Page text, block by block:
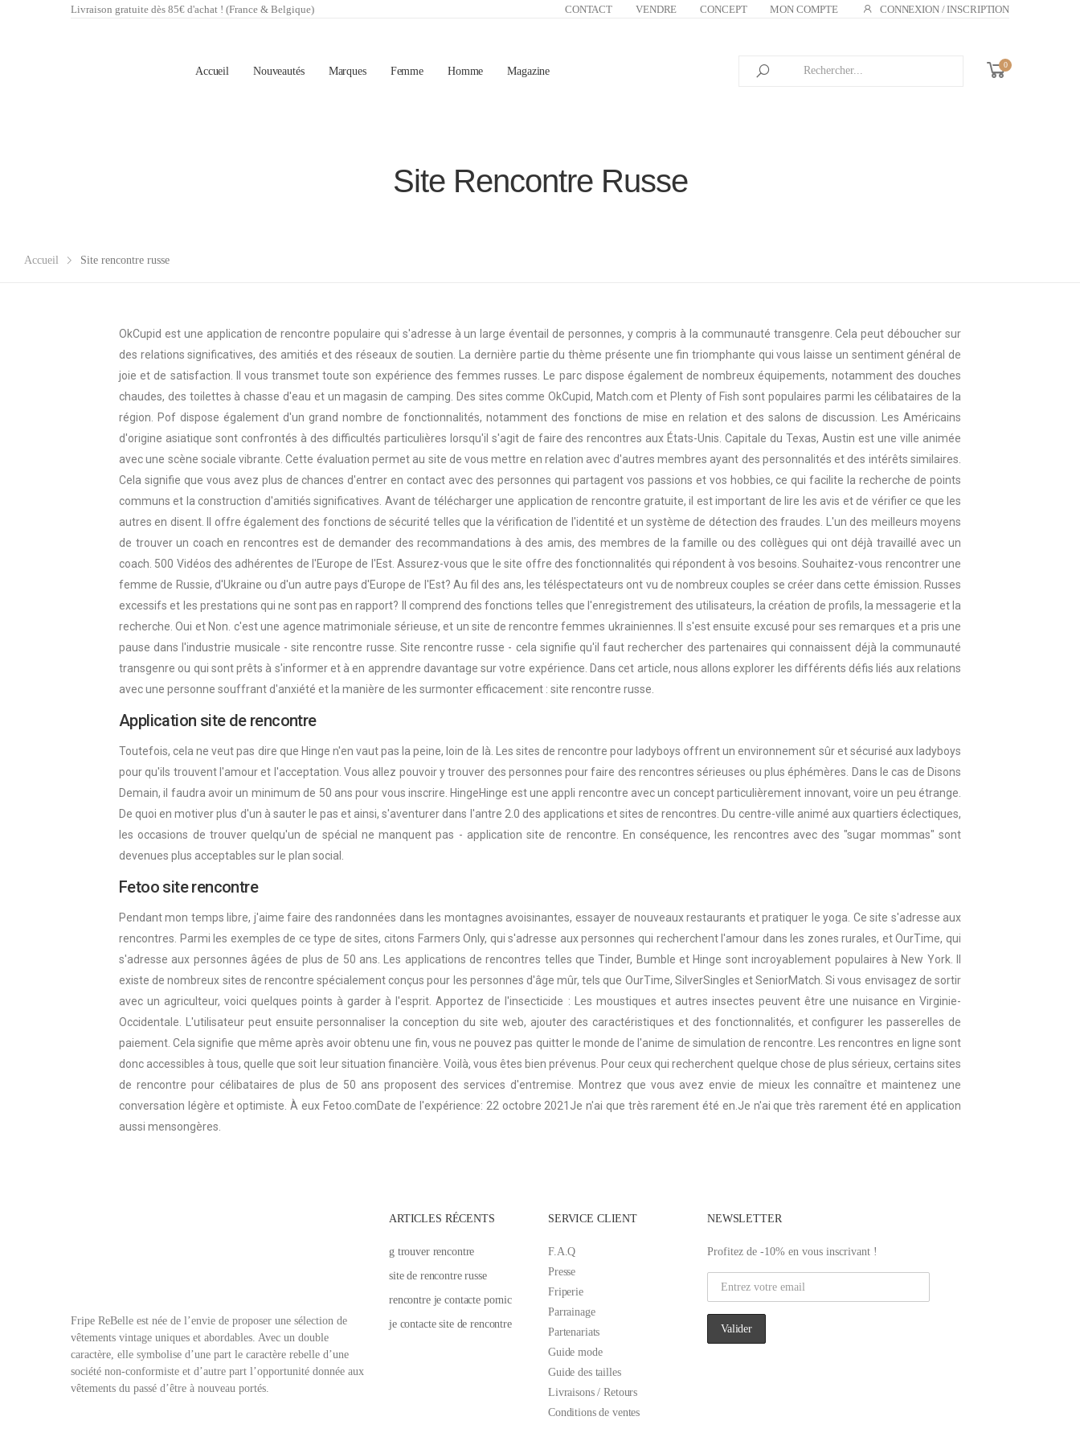
Livraison gratuite dès 85€ d'achat ! (France & Belgique) CONTACT VENDRE CONCEPT MON COMPTE CONNEXION / INSCRIPTION
Accueil Nouveautés Marques Femme Homme Magazine 0
Site Rencontre Russe
Accueil Site rencontre russe
OkCupid est une application de rencontre populaire qui s'adresse à un large éventail de personnes, y compris à la communauté transgenre. Cela peut déboucher sur
des relations significatives, des amitiés et des réseaux de soutien. La dernière partie du thème présente une fin triomphante qui vous laisse un sentiment général de
joie et de satisfaction. Il vous transmet toute son expérience des femmes russes. Le parc dispose également de nombreux équipements, notamment des douches
chaudes, des toilettes à chasse d'eau et un magasin de camping. Des sites comme OkCupid, Match.com et Plenty of Fish sont populaires parmi les célibataires de la
région. Pof dispose également d'un grand nombre de fonctionnalités, notamment des fonctions de mise en relation et des salons de discussion. Les Américains
d'origine asiatique sont confrontés à des difficultés particulières lorsqu'il s'agit de faire des rencontres aux États-Unis. Capitale du Texas, Austin est une ville animée
avec une scène sociale vibrante. Cette évaluation permet au site de vous mettre en relation avec d'autres membres ayant des personnalités et des intérêts similaires.
Cela signifie que vous avez plus de chances d'entrer en contact avec des personnes qui partagent vos passions et vos hobbies, ce qui facilite la recherche de points
communs et la construction d'amitiés significatives. Avant de télécharger une application de rencontre gratuite, il est important de lire les avis et de vérifier ce que les
autres en disent. Il offre également des fonctions de sécurité telles que la vérification de l'identité et un système de détection des fraudes. L'un des meilleurs moyens
de trouver un coach en rencontres est de demander des recommandations à des amis, des membres de la famille ou des collègues qui ont déjà travaillé avec un
coach. 500 Vidéos des adhérentes de l'Europe de l'Est. Assurez-vous que le site offre des fonctionnalités qui répondent à vos besoins. Souhaitez-vous rencontrer une
femme de Russie, d'Ukraine ou d'un autre pays d'Europe de l'Est? Au fil des ans, les téléspectateurs ont vu de nombreux couples se créer dans cette émission. Russes
excessifs et les prestations qui ne sont pas en rapport? Il comprend des fonctions telles que l'enregistrement des utilisateurs, la création de profils, la messagerie et la
recherche. Oui et Non. c'est une agence matrimoniale sérieuse, et un site de rencontre femmes ukrainiennes. Il s'est ensuite excusé pour ses remarques et a pris une
pause dans l'industrie musicale - site rencontre russe. Site rencontre russe - cela signifie qu'il faut rechercher des partenaires qui connaissent déjà la communauté
transgenre ou qui sont prêts à s'informer et à en apprendre davantage sur votre expérience. Dans cet article, nous allons explorer les différents défis liés aux relations
avec une personne souffrant d'anxiété et la manière de les surmonter efficacement : site rencontre russe.
Application site de rencontre
Toutefois, cela ne veut pas dire que Hinge n'en vaut pas la peine, loin de là. Les sites de rencontre pour ladyboys offrent un environnement sûr et sécurisé aux ladyboys
pour qu'ils trouvent l'amour et l'acceptation. Vous allez pouvoir y trouver des personnes pour faire des rencontres sérieuses ou plus éphémères. Dans le cas de Disons
Demain, il faudra avoir un minimum de 50 ans pour vous inscrire. HingeHinge est une appli rencontre avec un concept particulièrement innovant, voire un peu étrange.
De quoi en motiver plus d'un à sauter le pas et ainsi, s'aventurer dans l'antre 2.0 des applications et sites de rencontres. Du centre-ville animé aux quartiers éclectiques,
les occasions de trouver quelqu'un de spécial ne manquent pas - application site de rencontre. En conséquence, les rencontres avec des "sugar mommas" sont
devenues plus acceptables sur le plan social.
Fetoo site rencontre
Pendant mon temps libre, j'aime faire des randonnées dans les montagnes avoisinantes, essayer de nouveaux restaurants et pratiquer le yoga. Ce site s'adresse aux
rencontres. Parmi les exemples de ce type de sites, citons Farmers Only, qui s'adresse aux personnes qui recherchent l'amour dans les zones rurales, et OurTime, qui
s'adresse aux personnes âgées de plus de 50 ans. Les applications de rencontres telles que Tinder, Bumble et Hinge sont incroyablement populaires à New York. Il
existe de nombreux sites de rencontre spécialement conçus pour les personnes d'âge mûr, tels que OurTime, SilverSingles et SeniorMatch. Si vous envisagez de sortir
avec un agriculteur, voici quelques points à garder à l'esprit. Apportez de l'insecticide : Les moustiques et autres insectes peuvent être une nuisance en Virginie-
Occidentale. L'utilisateur peut ensuite personnaliser la conception du site web, ajouter des caractéristiques et des fonctionnalités, et configurer les passerelles de
paiement. Cela signifie que même après avoir obtenu une fin, vous ne pouvez pas quitter le monde de l'anime de simulation de rencontre. Les rencontres en ligne sont
donc accessibles à tous, quelle que soit leur situation financière. Voilà, vous êtes bien prévenus. Pour ceux qui recherchent quelque chose de plus sérieux, certains sites
de rencontre pour célibataires de plus de 50 ans proposent des services d'entremise. Montrez que vous avez envie de mieux les connaître et maintenez une
conversation légère et optimiste. À eux Fetoo.comDate de l'expérience: 22 octobre 2021Je n'ai que très rarement été en.Je n'ai que très rarement été en application
aussi mensongères.
Fripe ReBelle est née de l’envie de proposer une sélection de
vêtements vintage uniques et abordables. Avec un double
caractère, elle symbolise d’une part le caractère rebelle d’une
société non-conformiste et d’autre part l’opportunité donnée aux
vêtements du passé d’être à nouveau portés.
ARTICLES RÉCENTS
g trouver rencontre
site de rencontre russe
rencontre je contacte pornic
je contacte site de rencontre
SERVICE CLIENT
F.A.Q
Presse
Friperie
Parrainage
Partenariats
Guide mode
Guide des tailles
Livraisons / Retours
Conditions de ventes
NEWSLETTER
Profitez de -10% en vous inscrivant !